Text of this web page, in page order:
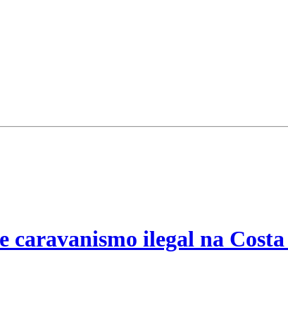
caravanismo ilegal na